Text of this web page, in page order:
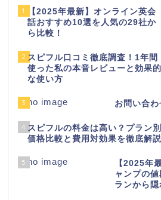
1
【2025年最新】オンライン英会
話おすすめ10選を人気の29社か
ら比較！
2 スピフル口コミ徹底調査！1年間
使った私の本音レビューと効果的
な使い方
3 お問い合わ
4 スピフルの料金は高い？プラン別
価格比較と費用対効果を徹底解説
5
【2025年
ャンプの
ランから